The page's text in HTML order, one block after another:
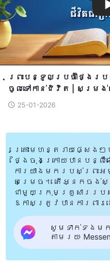
ព្រះបន្ទូលប្រចាំថ្ងៃរប
ចូលទៅកាន់ជិវិត | សម្រ
25-01-2026
គ្រោះមហន្តរាយផ្សេងៗ
ថ្ងៃចុងក្រោយបានបន្លឺឡ
ការយាងមករបស់ព្រះអ
សម្រេច។ តើអ្នកចង់ស្
ជាមួយក្រុមគ្រួសាររប
ឱកាសត្រូវបានការពារដ
សូមទាក់ទងម
តាមរយៈ